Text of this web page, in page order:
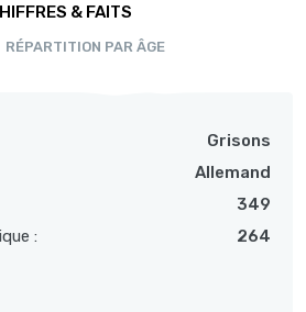
& FAITS
RÉPARTITION PAR ÂGE
Grisons
Allemand
349
:
264